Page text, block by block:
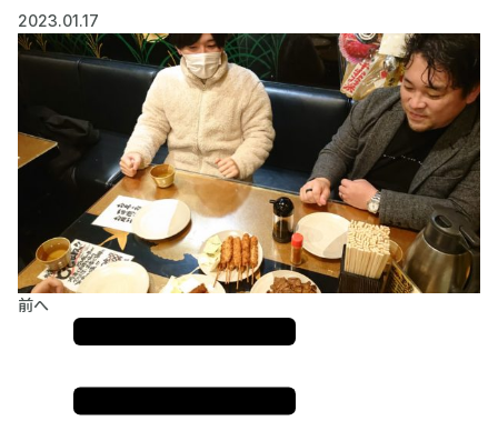
2023.01.17
前へ